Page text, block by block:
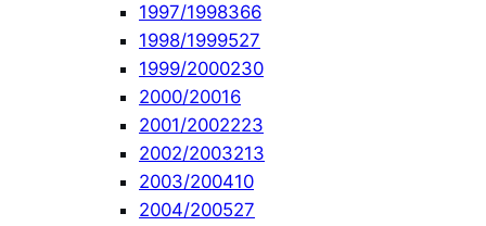
1997/1998366
1998/1999527
1999/2000230
2000/20016
2001/2002223
2002/2003213
2003/200410
2004/200527